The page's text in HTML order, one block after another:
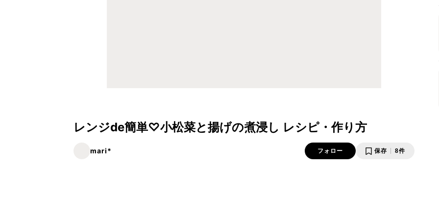
レンジde簡単♡小松菜と揚げの煮浸し レシピ・作り方
mari* フォロー 保存 8件